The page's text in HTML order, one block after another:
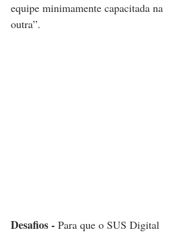
equipe minimamente capacitada na
outra”.
Desafios - Para que o SUS Digital